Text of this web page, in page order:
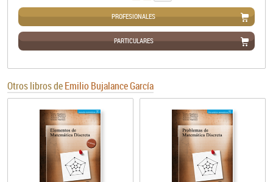
PROFESIONALES
PARTICULARES
Otros libros deEmilio Bujalance García